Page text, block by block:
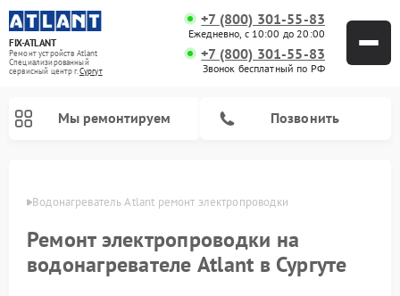
FIX-ATLANT
Ремонт устройств Atlant
Специализированный
cервисный центр г.Сургут
+7 (800) 301-55-83
Ежедневно, с 10:00 до 20:00
+7 (800) 301-55-83
Звонок бесплатный по РФ
Мы ремонтируем Позвонить
Водонагреватель Atlant ремонт электропроводки
Ремонт электропроводки на
водонагревателе Atlant в Сургуте